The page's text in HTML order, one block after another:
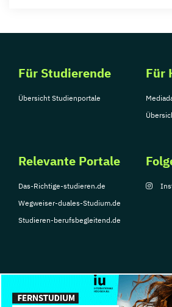
Für Studierende
Übersicht Studienportale
Für
Relevante Portale
Das-Richtige-studieren.de
Wegweiser-duales-Studium.de
Studieren-berufsbegleitend.de
© Copyright 2026, TarGroup Media GmbH